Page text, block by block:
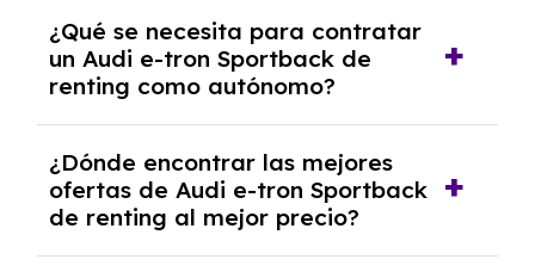
documentación financiera y, en algunos
casos, un informe de solvencia de la empresa
y un pago inicial.
¿Qué se necesita para contratar
un Audi e-tron Sportback de
renting como autónomo?
autónomos, justificante de ingresos y, en
algunos casos, un informe fiscal y un pago
inicial.
¿Dónde encontrar las mejores
ofertas de Audi e-tron Sportback
de renting al mejor precio?